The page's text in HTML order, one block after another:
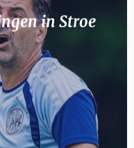
in Stroe